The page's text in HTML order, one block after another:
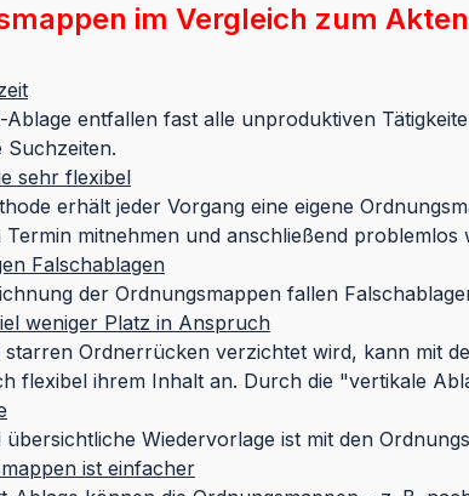
im Vergleich zum
entfallen fast alle unproduktiven
Suchzeiten.
sehr flexibel
erhält jeder Vorgang eine eigene
mitnehmen und anschließend problemlos
Falschablagen
der Ordnungsmappen fallen
weniger Platz in Anspruch
Ordnerrücken verzichtet wird, kann mit
flexibel ihrem Inhalt an. Durch die "vertikale
Wiedervorlage ist mit den
ist einfacher